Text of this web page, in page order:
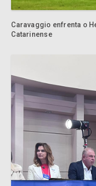
Caravaggio enfrenta o
Catarinense